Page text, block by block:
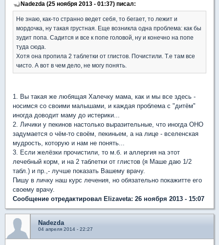
Nadezda (25 ноября 2013 - 01:37) писал:
Не знаю, как-то странно ведет себя, то бегает, то лежит и
мордочка, ну такая грустная. Еще возникла одна проблема: как бы
зудит попа. Садится и все к попе головой, ну и конечно на попе
туда сюда.
Хотя она пропила 2 таблетки от глистов. Почистили. Т.е там все
чисто. А вот в чем дело, не могу понять.
1. Вы такая же любящая Халечку мама, как и мы все здесь -
носимся со своими малышами, и каждая проблема с "дитём"
иногда доводит маму до истерики...
2. Личики у пекинов настолько выразительные, что иногда ОНО
задумается о чём-то своём, пекиньем, а на лице - вселенская
мудрость, которую и нам не понять...
3. Если желёзки прочистили, то м.б. и аллергия на этот
лечебный корм, и на 2 таблетки от глистов (я Маше даю 1/2
табл.) и пр.,- лучше показать Вашему врачу.
Пишу в личку наш курс лечения, но обязательно покажитте его
своему врачу.
Сообщение отредактировал Elizaveta: 26 ноября 2013 - 15:07
Nadezda
04 апреля 2014 - 22:27